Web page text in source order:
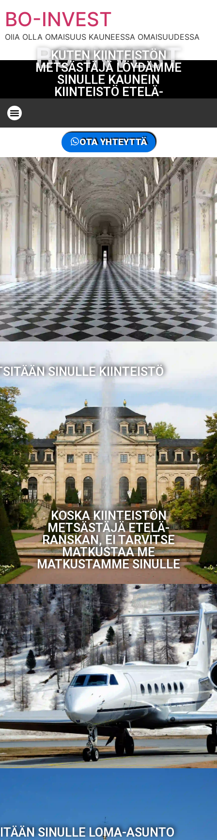
BO-INVEST
OllA OLLA OMAISUUS KAUNEESSA OMAISUUDESSA
BO-INVEST
OTA YHTEYTTÄ
KUTEN KIINTEISTÖN
METSÄSTÄJÄ LÖYDÄMME
SINULLE KAUNEIN
KIINTEISTÖ ETELÄ-
SINULLE KIINTEISTÖ
KOSKA KIINTEISTÖN
METSÄSTÄJÄ ETELÄ-
RANSKAN, EI TARVITSE
MATKUSTAA ME
MATKUSTAMME SINULLE
SINULLE LOMA-ASUNTO